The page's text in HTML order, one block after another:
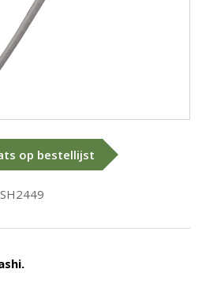
op bestellijst